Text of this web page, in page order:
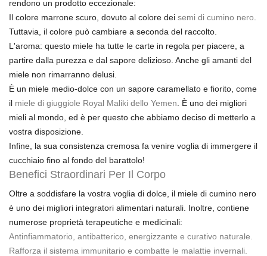
rendono un prodotto eccezionale:
Il colore marrone scuro, dovuto al colore dei semi di cumino nero
Tuttavia, il colore può cambiare a seconda del raccolto.
L'aroma: questo miele ha tutte le carte in regola per piacere, a
partire dalla purezza e dal sapore delizioso. Anche gli amanti del
miele non rimarranno delusi.
È un miele medio-dolce con un sapore caramellato e fiorito, come
il miele di giuggiole Royal Maliki dello Yemen . È uno dei migliori
mieli al mondo, ed è per questo che abbiamo deciso di metterlo a
vostra disposizione.
Infine, la sua consistenza cremosa fa venire voglia di immergere il
cucchiaio fino al fondo del barattolo!
Benefici Straordinari Per Il Corpo
Oltre a soddisfare la vostra voglia di dolce, il miele di cumino nero
è uno dei migliori integratori alimentari naturali. Inoltre, contiene
numerose proprietà terapeutiche e medicinali:
Antinfiammatorio, antibatterico, energizzante e curativo naturale
Rafforza il sistema immunitario e combatte le malattie invernali.